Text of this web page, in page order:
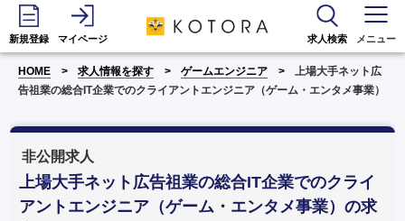
新規登録 マイページ 求人検索 メニュー
HOME 求人情報を探す ゲームエンジニア
上場大手ネット広
告祖業の総合IT企業でのクライアントエンジニア（ゲーム・エンタメ事業）
非公開求人
上場大手ネット広告祖業の総合IT企業でのクライ
アントエンジニア（ゲーム・エンタメ事業）の求